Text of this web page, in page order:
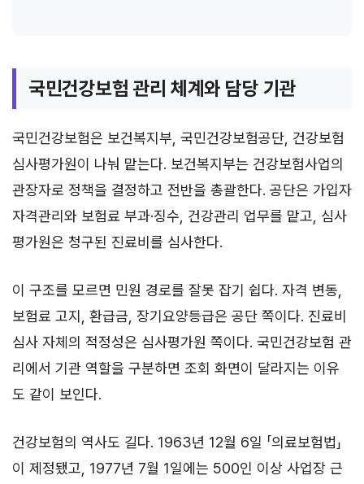
국민건강보험 관리 체계와 담당 기관
국민건강보험은 보건복지부, 국민건강보험공단, 건강보험
심사평가원이 나눠 맡는다. 보건복지부는 건강보험사업의
관장자로 정책을 결정하고 전반을 총괄한다. 공단은 가입자
자격관리와 보험료 부과·징수, 건강관리 업무를 맡고, 심사
평가원은 청구된 진료비를 심사한다.
이 구조를 모르면 민원 경로를 잘못 잡기 쉽다. 자격 변동,
보험료 고지, 환급금, 장기요양등급은 공단 쪽이다. 진료비
심사 자체의 적정성은 심사평가원 쪽이다. 국민건강보험 관
리에서 기관 역할을 구분하면 조회 화면이 달라지는 이유
도 같이 보인다.
건강보험의 역사도 길다. 1963년 12월 6일 「의료보험법」
이 제정됐고, 1977년 7월 1일에는 500인 이상 사업장 근